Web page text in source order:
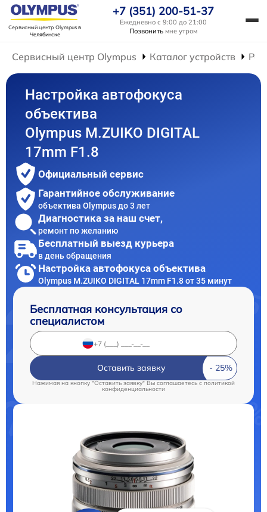
Сервисный центр Olympusв
Челябинске
+7 (351) 200-51-37
Ежедневно с 9:00 до 21:00
Позвонить мне утром
Сервисный центр Olympus Каталог устройств
Настройка автофокуса
объектива
Olympus M.ZUIKO DIGITAL
17mm F1.8
Официальный сервис
Гарантийное обслуживание
объектива Olympus до 3 лет
Диагностика за наш счет,
ремонт по желанию
Бесплатный выезд курьера
в день обращения
Настройка автофокуса объектива
Olympus M.ZUIKO DIGITAL 17mm F1.8 от 35 минут
Бесплатная консультация со
специалистом
Оставить заявку
Нажимая на кнопку "Оставить заявку" Вы соглашаетесь c политикой
конфиденциальности